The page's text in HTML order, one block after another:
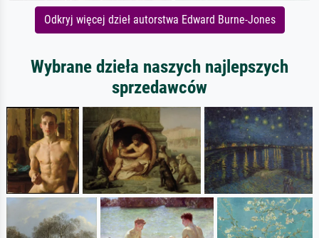
Odkryj więcej dzieł autorstwa Edward Burne-Jones
Wybrane dzieła naszych najlepszych
sprzedawców